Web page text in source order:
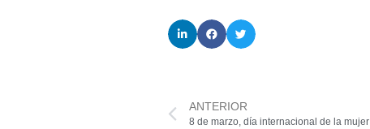
ANTERIOR
8 de marzo, día internacional de la mujer